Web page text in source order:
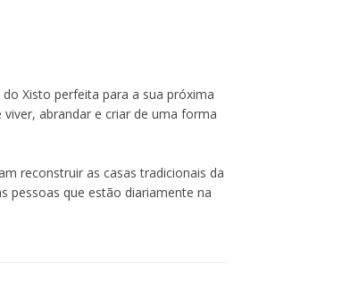
Xisto perfeita para a sua próxima
abrandar e criar de uma forma
reconstruir as casas tradicionais da
pessoas que estão diariamente na